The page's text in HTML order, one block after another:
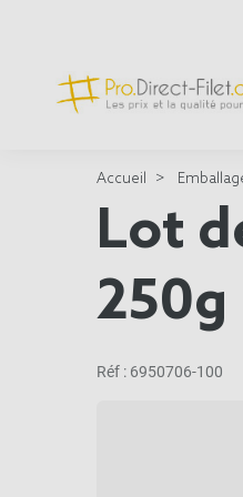
Accueil
Lot
250g
Réf : 6950706-100